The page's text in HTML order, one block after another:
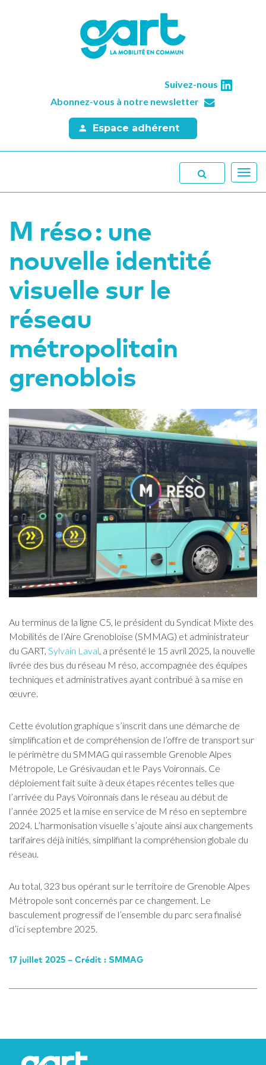
Suivez-nous
Abonnez-vous à notre newsletter
Espace adhérent
M réso : une
nouvelle identité
visuelle sur le
réseau
métropolitain
grenoblois
Au terminus de la ligne C5, le président du Syndicat Mixte des
Mobilités de l’Aire Grenobloise (SMMAG) et administrateur
du GART, Sylvain Laval a présenté le 15 avril 2025, la nouvelle
livrée des bus du réseau M réso , accompagnée des équipes
techniques et administratives ayant contribué à sa mise en
œuvre.
Cette évolution graphique s’inscrit dans une démarche de
simplification et de compréhension de l’offre de transport sur
le périmètre du SMMAG qui rassemble Grenoble Alpes
Métropole, L e Grésivaudan et le Pays Voironnais. Ce
déploiement fait suite à deux étapes récentes telles que
l’arrivée du Pays Voironnais dans le réseau au début de
l’année 2025 et la mise en service de M réso en septembre
2024. L’harmonisation visuelle s’ajoute ainsi aux changements
tarifaires déjà initiés, simplifiant la compréhension globale du
réseau.
Au total, 323 bus opérant sur le territoire de Grenoble Alpes
Métropole sont concernés par ce changement. Le
basculement progressif de l’ensemble du parc sera finalisé
d’ici septembre 2025.
17 juillet 2025 – Crédit : SMMAG